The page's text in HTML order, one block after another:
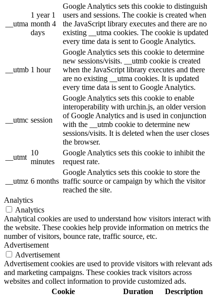
__utma
1 year 1
month 4
days
Google Analytics sets this cookie to distinguish
users and sessions. The cookie is created when
the JavaScript library executes and there are no
existing __utma cookies. The cookie is updated
every time data is sent to Google Analytics.
__utmb 1 hour
Google Analytics sets this cookie to determine
new sessions/visits. __utmb cookie is created
when the JavaScript library executes and there
are no existing __utma cookies. It is updated
every time data is sent to Google Analytics.
__utmc session
Google Analytics sets this cookie to enable
interoperability with urchin.js, an older version
of Google Analytics and is used in conjunction
with the __utmb cookie to determine new
sessions/visits. It is deleted when the user closes
the browser.
__utmt
10
minutes
Google Analytics sets this cookie to inhibit the
request rate.
__utmz 6 months
Google Analytics sets this cookie to store the
traffic source or campaign by which the visitor
reached the site.
Analytics
Analytics
Analytical cookies are used to understand how visitors interact with
the website. These cookies help provide information on metrics the
number of visitors, bounce rate, traffic source, etc.
Advertisement
Advertisement
Advertisement cookies are used to provide visitors with relevant ads
and marketing campaigns. These cookies track visitors across
websites and collect information to provide customized ads.
Cookie
Duration Description